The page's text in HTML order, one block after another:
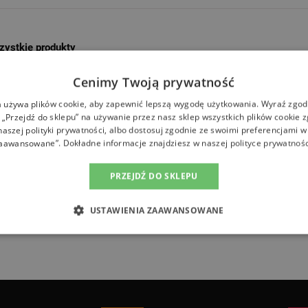
produkty
Akumulatorowa
jak inne narzędzia akumulatorowe Festool, jest
można oczekiwać od tej marki. Oferując
dodatek do wyposażenia każdego profesjonalisty w
Cenimy Twoją prywatność
używa plików cookie, aby zapewnić lepszą wygodę użytkowania. Wyraź
do sklepu” na używanie przez nasz sklep wszystkich plików cookie
polityki prywatności, albo dostosuj zgodnie ze swoimi preferencjami w
Dokładne informacje znajdziesz w naszej polityce
PRZEJDŹ DO SKLEPU
USTAWIENIA ZAAWANSOWANE